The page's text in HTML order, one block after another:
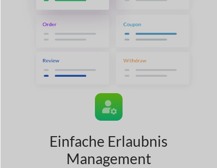
Einfache Erlaubnis
Management